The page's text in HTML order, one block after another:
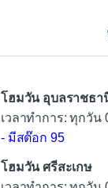
โฮมวัน อุบลราชธา
เวลาทำการ: ทุกวัน
- มีสต๊อก 95
โฮมวัน ศรีสะเกษ